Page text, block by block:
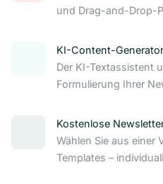
und Drag-and-Drop-
KI-Content-Generator
Der KI-Textassistent
Formulierung Ihrer
Kostenlose
Wählen Sie aus einer
Templates –